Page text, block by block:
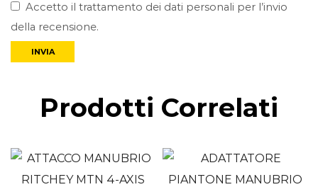
Accetto il trattamento dei dati personali per l’invio
della recensione.
Prodotti Correlati